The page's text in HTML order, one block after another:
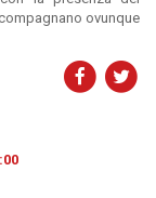
ovunque